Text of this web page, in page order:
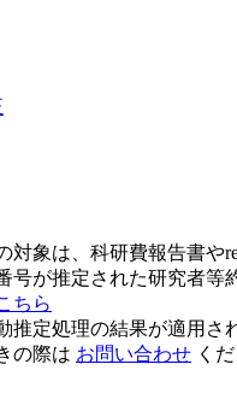
象は、科研費報告書や
号が推定された研究者等
ちら
推定処理の結果が適用さ
の際は お問い合わせ く